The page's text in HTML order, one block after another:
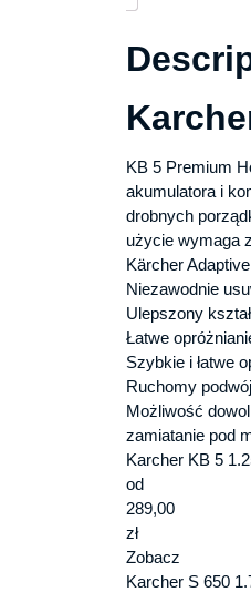
KB 5 Premium
akumulatora i
drobnych
użycie wymaga
Kärcher
Niezawodnie
Ulepszony
Łatwe
Szybkie i łatwe
Ruchomy
Możliwość
zamiatanie pod
Karcher KB 5
od
289,00
zł
Zobacz
Karcher S 650